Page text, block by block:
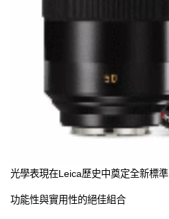
光學表現在Leica歷史中奠定全新標準
功能性與實用性的絕佳組合